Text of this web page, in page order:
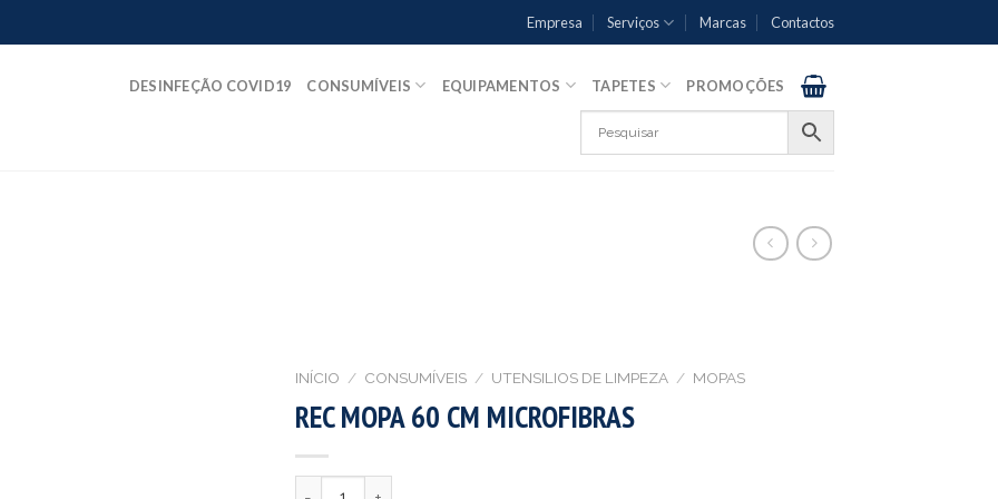
Empresa Serviços Marcas Contactos
DESINFEÇÃO COVID19 CONSUMÍVEIS EQUIPAMENTOS TAPETES PROMOÇÕES
INÍCIO / CONSUMÍVEIS / UTENSILIOS DE LIMPEZA / MOPAS
REC MOPA 60 CM MICROFIBRAS